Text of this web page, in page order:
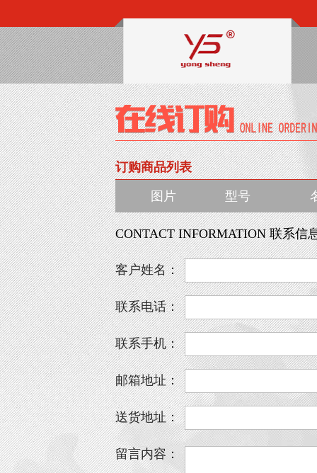
订购商品列表
图片 型号
CONTACT INFORMATION 联系信
客户姓名：
联系电话：
联系手机：
邮箱地址：
送货地址：
留言内容：